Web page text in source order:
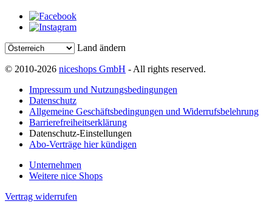
Land ändern
© 2010-2026 niceshops GmbH - All rights reserved.
Impressum und Nutzungsbedingungen
Datenschutz
Allgemeine Geschäftsbedingungen und Widerrufsbelehrung
Barrierefreiheitserklärung
Datenschutz-Einstellungen
Abo-Verträge hier kündigen
Unternehmen
Weitere nice Shops
Vertrag widerrufen